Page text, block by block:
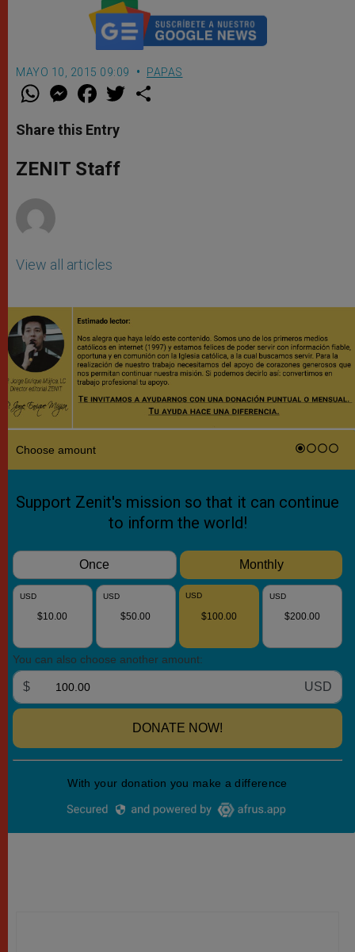
MAYO 10, 2015 09:09 PAPAS
W
t
s
p
p
M
e
s
e
g
e
F
a
e
b
o
k
w
Share this Entry
ZENIT Staff
View all articles